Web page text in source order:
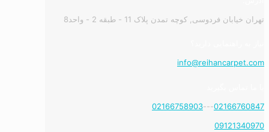
تهران خیابان فردوسی, کوچه تمدن پلاک 11 - طبقه 2 - واحد8
info@reihancarpet.com
02166760847
---
02166758903
09121340970